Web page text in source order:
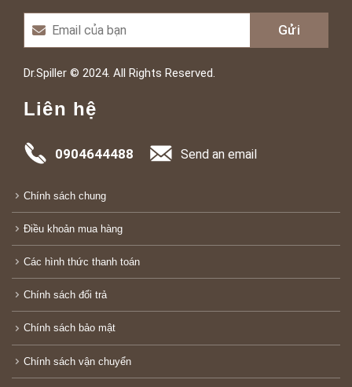
Dr.Spiller © 2024. All Rights Reserved.
Liên hệ
0904644488 Send an email
Chính sách chung
Điều khoản mua hàng
Các hình thức thanh toán
Chính sách đổi trả
Chính sách bảo mật
Chính sách vận chuyển